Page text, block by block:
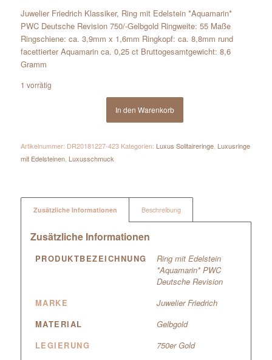
Juwelier Friedrich Klassiker, Ring mit Edelstein *Aquamarin*
PWC Deutsche Revision 750/-Gelbgold Ringweite: 55 Maße
Ringschiene: ca. 3,9mm x 1,6mm Ringkopf: ca. 8,8mm rund
facettierter Aquamarin ca. 0,25 ct Bruttogesamtgewicht: 8,6
Gramm
1 vorrätig
In den Warenkorb
Artikelnummer: DR20181227-423 Kategorien: Luxus Solitaireringe, Luxusringe
mit Edelsteinen, Luxusschmuck
Zusätzliche Informationen Beschreibung
Zusätzliche Informationen
PRODUKTBEZEICHNUNG
Ring mit Edelstein
*Aquamarin* PWC
Deutsche Revision
MARKE
Juwelier Friedrich
MATERIAL
Gelbgold
LEGIERUNG
750er Gold